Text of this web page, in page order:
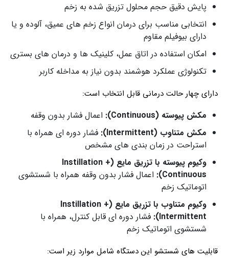
پایش دقیق حجم محلول تزریق شده به زخم
انتخابی مناسب برای درمان انواع زخم های عمیق، آلوده و یا
دارای بیوفیلم مقاوم
امکان استفاده در اتاق عمل، کلینیک ها و درمان های بستری
تکنولوژی عملکرد هوشمند بدون نیاز به مداخله کاربر
دارای چهار حالت درمانی قابل انتخاب است:
مکش پیوسته (Continuous):
اعمال فشار بدون وقفه
مکش متناوب (Intermittent):
فشار دوره ای همراه با
استراحت در زمان بندی های مشخص
وکیوم پیوسته با تزریق مایع (Instillation +
Continuous):
اعمال فشار بدون وقفه همراه با شستشوی
اتوماتیک زخم
وکیوم متناوب با تزریق مایع (Instillation +
Intermittent):
فشار دوره ای قابل کنترل، همراه با
شستشوی اتوماتیک زخم
قابلیت های شستشو این دستگاه شامل موارد زیر است: